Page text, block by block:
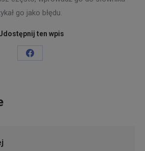
go jako błędu.
ten wpis
Share